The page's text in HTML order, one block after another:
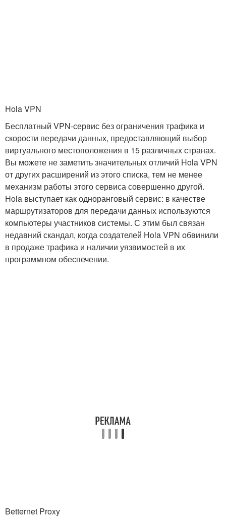
Hola VPN
Бесплатный VPN-сервис без ограничения трафика и
скорости передачи данных, предоставляющий выбор
виртуального местоположения в 15 различных странах.
Вы можете не заметить значительных отличий Hola VPN
от других расширений из этого списка, тем не менее
механизм работы этого сервиса совершенно другой.
Hola выступает как одноранговый сервис: в качестве
маршрутизаторов для передачи данных используются
компьютеры участников системы. С этим был связан
недавний скандал, когда создателей Hola VPN обвинили
в продаже трафика и наличии уязвимостей в их
программном обеспечении.
Betternet Proxy